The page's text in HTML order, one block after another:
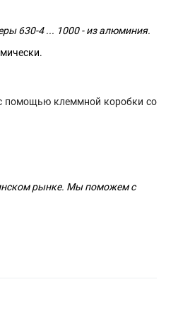
630-4 ... 1000 - из алюминия.
помощью клеммной коробки со
рынке. Мы поможем с